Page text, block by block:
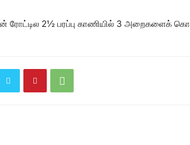
2½ பரப்பு காணியில் 3 அறைகளைக்